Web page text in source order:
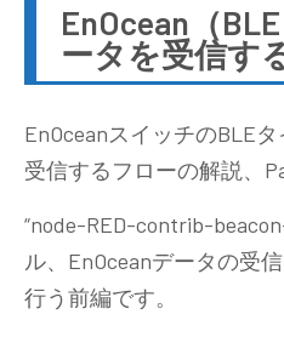
EnOcean（
ータを受信す
EnOceanスイッチのBLE
受信するフローの解説、
“node-RED-contrib-
ル、EnOceanデータの受
行う前編です。